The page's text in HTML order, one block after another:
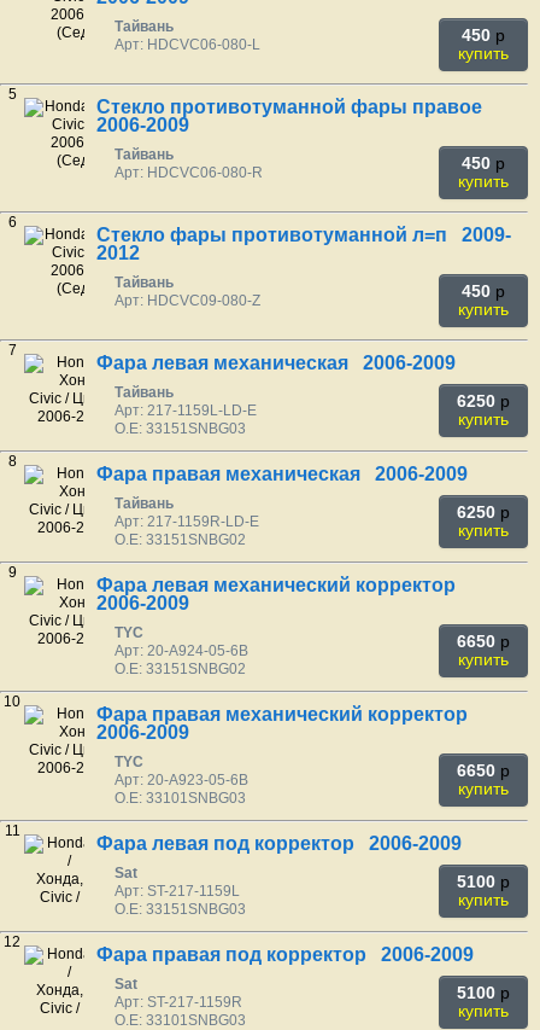
Тайвань
Арт: HDCVC06-080-L
450 p
купить
5
Стекло противотуманной фары правое
2006-2009
Тайвань
Арт: HDCVC06-080-R
450 p
купить
6
Стекло фары противотуманной л=п 2009-
2012
Тайвань
Арт: HDCVC09-080-Z
450 p
купить
7
Фара левая механическая 2006-2009
Тайвань
Арт: 217-1159L-LD-E
O.E: 33151SNBG03
6250 p
купить
8
Фара правая механическая 2006-2009
Тайвань
Арт: 217-1159R-LD-E
O.E: 33151SNBG02
6250 p
купить
9
Фара левая механический корректор
2006-2009
TYC
Арт: 20-A924-05-6B
O.E: 33151SNBG02
6650 p
купить
10
Фара правая механический корректор
2006-2009
TYC
Арт: 20-A923-05-6B
O.E: 33101SNBG03
6650 p
купить
11
Фара левая под корректор 2006-2009
Sat
Арт: ST-217-1159L
O.E: 33151SNBG03
5100 p
купить
12
Фара правая под корректор 2006-2009
Sat
Арт: ST-217-1159R
O.E: 33101SNBG03
5100 p
купить